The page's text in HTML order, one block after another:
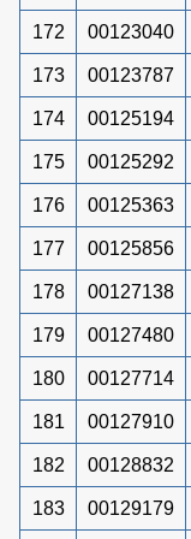
172 00123040
173 00123787
174 00125194
175 00125292
176 00125363
177 00125856
178 00127138
179 00127480
180 00127714
181 00127910
182 00128832
183 00129179